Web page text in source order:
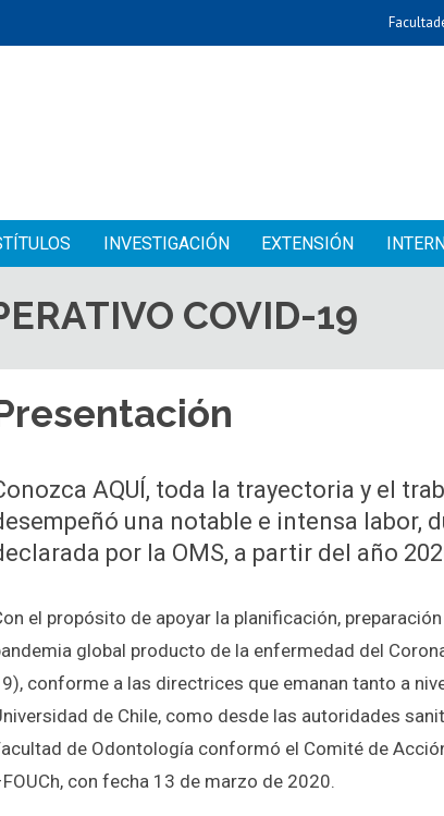
INVESTIGACIÓN EXTENSIÓN
COVID-19
AQUÍ, toda la trayectoria y el
una notable e intensa labor,
por la OMS, a partir del año
el propósito de apoyar la planificación,
global producto de la enfermedad del
conforme a las directrices que emanan tanto a
de Chile, como desde las autoridades
de Odontología conformó el Comité de
con fecha 13 de marzo de 2020.